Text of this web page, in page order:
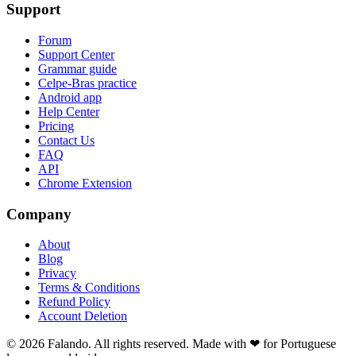
Support
Forum
Support Center
Grammar guide
Celpe-Bras practice
Android app
Help Center
Pricing
Contact Us
FAQ
API
Chrome Extension
Company
About
Blog
Privacy
Terms & Conditions
Refund Policy
Account Deletion
© 2026 Falando. All rights reserved. Made with ❤ for Portuguese